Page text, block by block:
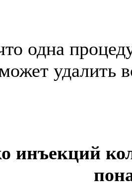
одна
удалить
инъекций